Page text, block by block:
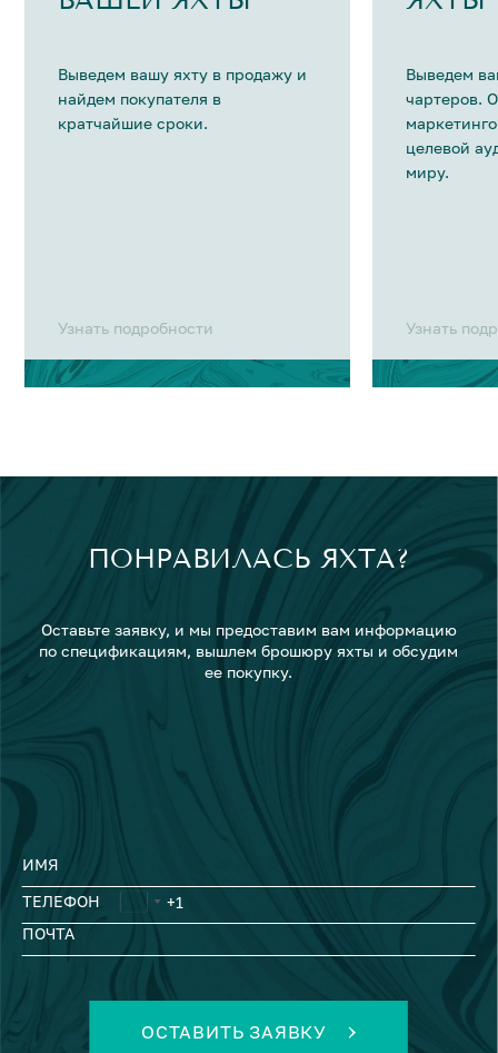
Выведем вашу яхту в продажу и
найдем покупателя в
кратчайшие сроки.
Узнать подробности
Выведем
чартеров.
целевой
миру.
Узнать
ПОНРАВИЛАСЬ ЯХТА?
Оставьте заявку, и мы предоставим вам информацию
по спецификациям, вышлем брошюру яхты и обсудим
ее покупку.
ИМЯ
ТЕЛЕФОН
ПОЧТА
ОСТАВИТЬ ЗАЯВКУ